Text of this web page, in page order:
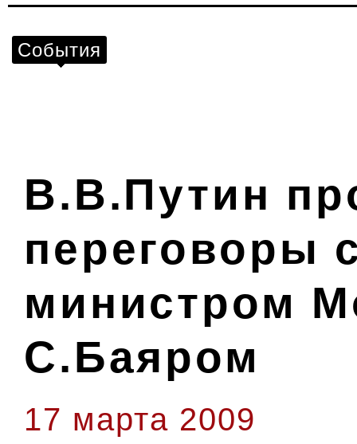
События
В.В.Путин
переговоры
министром
С.Баяром
17 марта 2009